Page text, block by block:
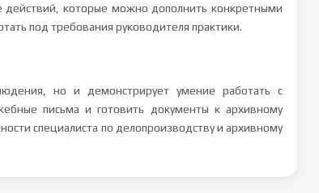
которые можно дополнить конкретными
под требования руководителя практики.
но и демонстрирует умение работать с
письма и готовить документы к архивному
специалиста по делопроизводству и архивному